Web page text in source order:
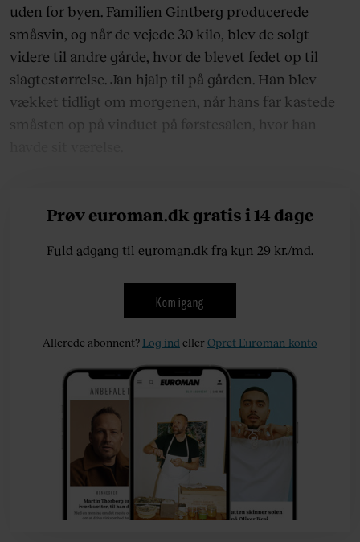
uden for byen. Familien Gintberg producerede
småsvin, og når de vejede 30 kilo, blev de solgt
videre til andre gårde, hvor de blevet fedet op til
slagtestørrelse. Jan hjalp til på gården. Han blev
vækket tidligt om morgenen, når hans far kastede
småsten op på vinduet på førstesalen, hvor han
Prøv euroman.dk gratis i 14 dage
Fuld adgang til euroman.dk fra kun 29 kr./md.
Kom igang
Allerede abonnent? Log ind ellerOpret Euroman-konto